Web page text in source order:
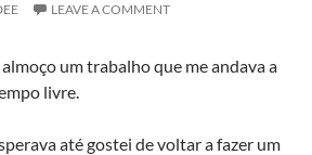
LEAVE A COMMENT
um trabalho que me andava a
livre.
até gostei de voltar a fazer um